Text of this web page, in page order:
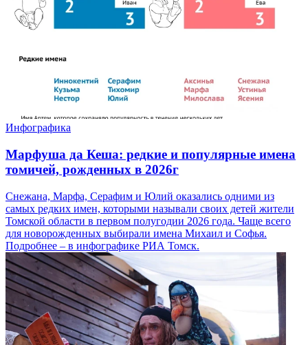
Инфографика
Марфуша да Кеша: редкие и популярные имена
томичей, рожденных в 2026г
Снежана, Марфа, Серафим и Юлий оказались одними из
самых редких имен, которыми называли своих детей жители
Томской области в первом полугодии 2026 года. Чаще всего
для новорожденных выбирали имена Михаил и Софья.
Подробнее – в инфографике РИА Томск.